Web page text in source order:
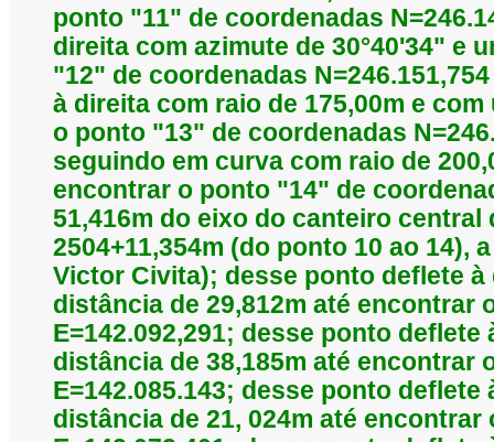
ponto "11" de coordenadas
direita com azimute de 30°40'34" e
"12" de coordenadas
à direita com raio de 175,00m e
o ponto "13" de coordenadas
seguindo em curva com raio de
encontrar o ponto "14" de
51,416m do eixo do canteiro
2504+11,354m (do ponto 10 ao 14),
Victor Civita); desse ponto deflete à
distância de 29,812m até encontrar
E=142.092,291; desse ponto
distância de 38,185m até encontrar
E=142.085.143; desse ponto
distância de 21, 024m até